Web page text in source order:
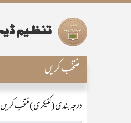
منتخب کریں
درجہ بندی (کٹیگری) منتخب کریں